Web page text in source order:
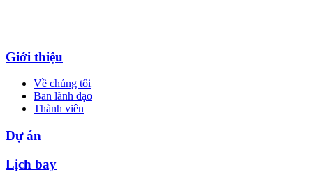
Giới thiệu
Về chúng tôi
Ban lãnh đạo
Thành viên
Dự án
Lịch bay